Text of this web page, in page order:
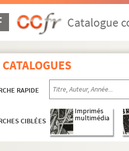
Catalogue
RAPIDE
CIBLÉES
Imprimés
multimédia